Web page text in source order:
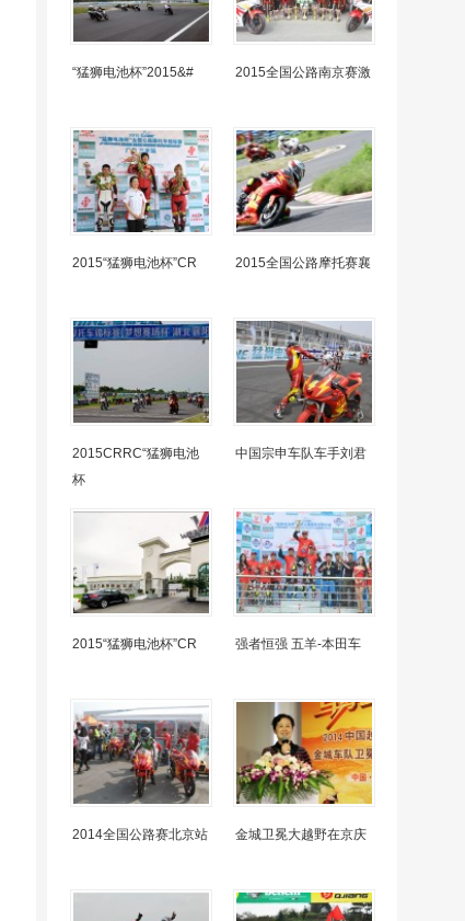
“猛狮电池杯”2015&# 2015全国公路南京赛激
2015“猛狮电池杯”CR 2015全国公路摩托赛襄
2015CRRC“猛狮电池
杯
中国宗申车队车手刘君
2015“猛狮电池杯”CR 强者恒强 五羊-本田车
2014全国公路赛北京站 金城卫冕大越野在京庆